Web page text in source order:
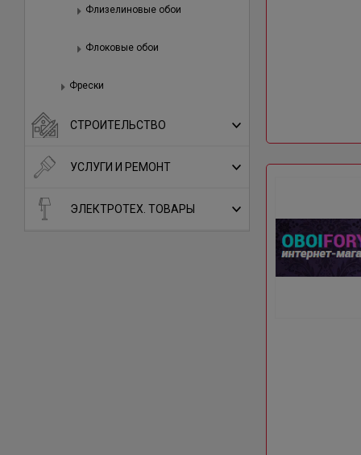
Флизелиновые обои
Флоковые обои
Фрески
СТРОИТЕЛЬСТВО
УСЛУГИ И РЕМОНТ
ЭЛЕКТРОТЕХ. ТОВАРЫ